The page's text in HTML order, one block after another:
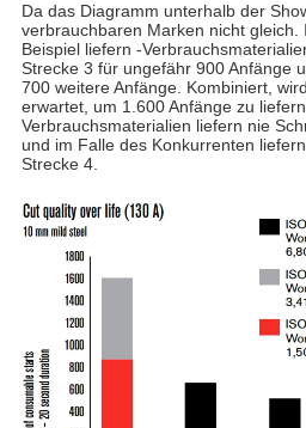
Da das Diagramm unterhalb der
verbrauchbaren Marken nicht gleich.
Beispiel liefern -
Strecke 3 für ungefähr 900 Anfänge
700 weitere Anfänge. Kombiniert,
erwartet, um 1.600 Anfänge zu
Verbrauchsmaterialien liefern nie
und im Falle des Konkurrenten
Strecke 4.